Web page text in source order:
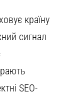
країну
сигнал
SEO-